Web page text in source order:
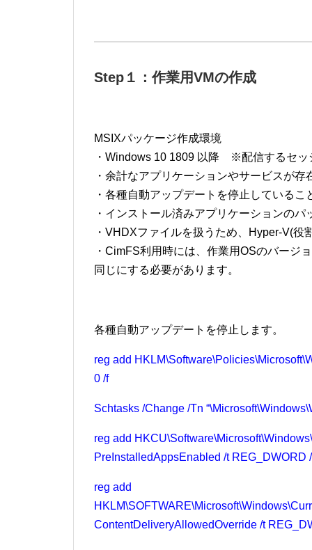
Step１：作業用VMの作成
MSIXパッケージ作成環境
・Windows 10 1809 以降 ※配信するセッ
・余計なアプリケーションやサービスが存
・各種自動アップデートを停止しているこ
・インストール済みアプリケーションの
・VHDXファイルを扱うため、Hyper-V(役
・CimFS利用時には、作業用OSのバージ
同じにする必要があります。
各種自動アップデートを停止します。
reg add
0 /f
Schtasks /Change /Tn
reg add
PreInstalledAppsEnabled /t REG_DWORD
reg add
ContentDeliveryAllowedOverride /t